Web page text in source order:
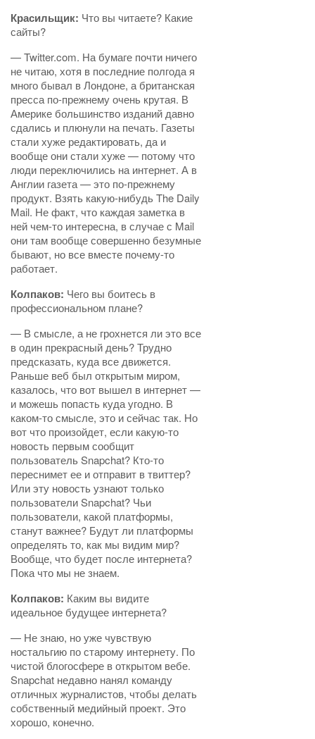
Красильщик: Что вы читаете? Какие
сайты?
— Twitter.com. На бумаге почти ничего
не читаю, хотя в последние полгода я
много бывал в Лондоне, а британская
пресса по-прежнему очень крутая. В
Америке большинство изданий давно
сдались и плюнули на печать. Газеты
стали хуже редактировать, да и
вообще они стали хуже — потому что
люди переключились на интернет. А в
Англии газета — это по-прежнему
продукт. Взять какую-нибудь The Daily
Mail. Не факт, что каждая заметка в
ней чем-то интересна, в случае с Mail
они там вообще совершенно безумные
бывают, но все вместе почему-то
работает.
Колпаков: Чего вы боитесь в
профессиональном плане?
— В смысле, а не грохнется ли это все
в один прекрасный день? Трудно
предсказать, куда все движется.
Раньше веб был открытым миром,
казалось, что вот вышел в интернет —
и можешь попасть куда угодно. В
каком-то смысле, это и сейчас так. Но
вот что произойдет, если какую-то
новость первым сообщит
пользователь Snapchat? Кто-то
переснимет ее и отправит в твиттер?
Или эту новость узнают только
пользователи Snapchat? Чьи
пользователи, какой платформы,
станут важнее? Будут ли платформы
определять то, как мы видим мир?
Вообще, что будет после интернета?
Пока что мы не знаем.
Колпаков: Каким вы видите
идеальное будущее интернета?
— Не знаю, но уже чувствую
ностальгию по старому интернету. По
чистой блогосфере в открытом вебе.
Snapchat недавно нанял команду
отличных журналистов, чтобы делать
собственный медийный проект. Это
хорошо, конечно.